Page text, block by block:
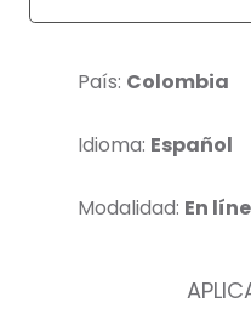
País: Colombia
Idioma: Español
Modalidad: En